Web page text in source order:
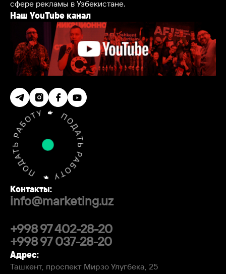
сфере рекламы в Узбекистане.
Наш YouTube канал
Контакты:
info@marketing.uz
+998 97 402-28-20
+998 97 037-28-20
Адрес:
Ташкент, проспект Мирзо Улугбека, 25